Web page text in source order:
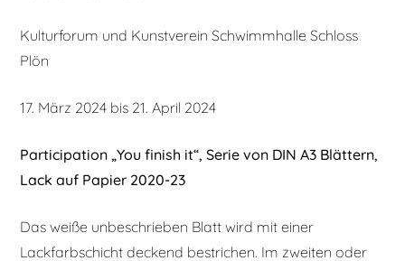
Kulturforum und Kunstverein Schwimmhalle Schloss
Plön
17. März 2024 bis 21. April 2024
Participation „You finish it“, Serie von DIN A3 Blättern,
Lack auf Papier 2020-23
Das weiße unbeschrieben Blatt wird mit einer
Lackfarbschicht deckend bestrichen. Im zweiten oder